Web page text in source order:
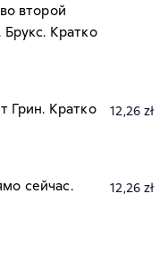
второй
Кратко
Грин. Кратко 12,26 zł
сейчас.
12,26 zł